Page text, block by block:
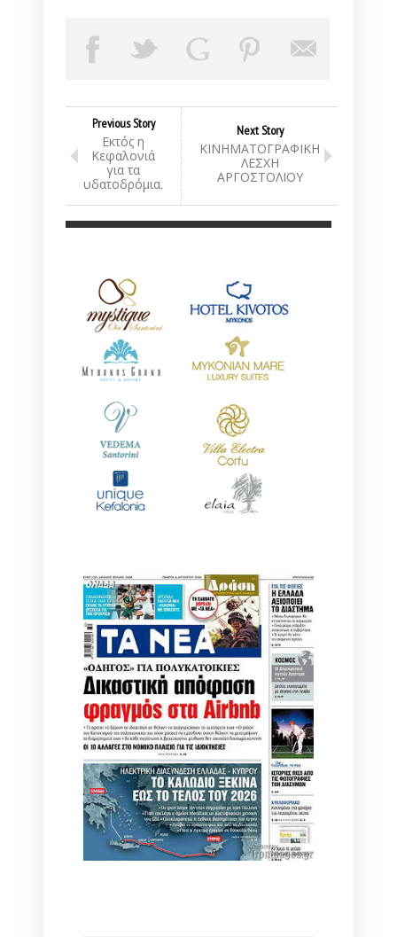
Previous Story
Εκτός η
Κεφαλονιά
για τα
υδατοδρόμια.
Next Story
ΚΙΝΗΜΑΤΟΓΡΑΦΙΚΗ
ΛΕΣΧΗ
ΑΡΓΟΣΤΟΛΙΟΥ